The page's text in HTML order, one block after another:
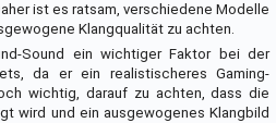
ist es ratsam, verschiedene Modelle
Klangqualität zu achten.
Sound ein wichtiger Faktor bei der
da er ein realistischeres Gaming-
wichtig, darauf zu achten, dass die
wird und ein ausgewogenes Klangbild